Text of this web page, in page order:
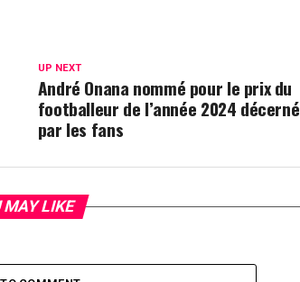
UP NEXT
André Onana nommé pour le prix du
footballeur de l’année 2024 décerné
par les fans
MAY LIKE